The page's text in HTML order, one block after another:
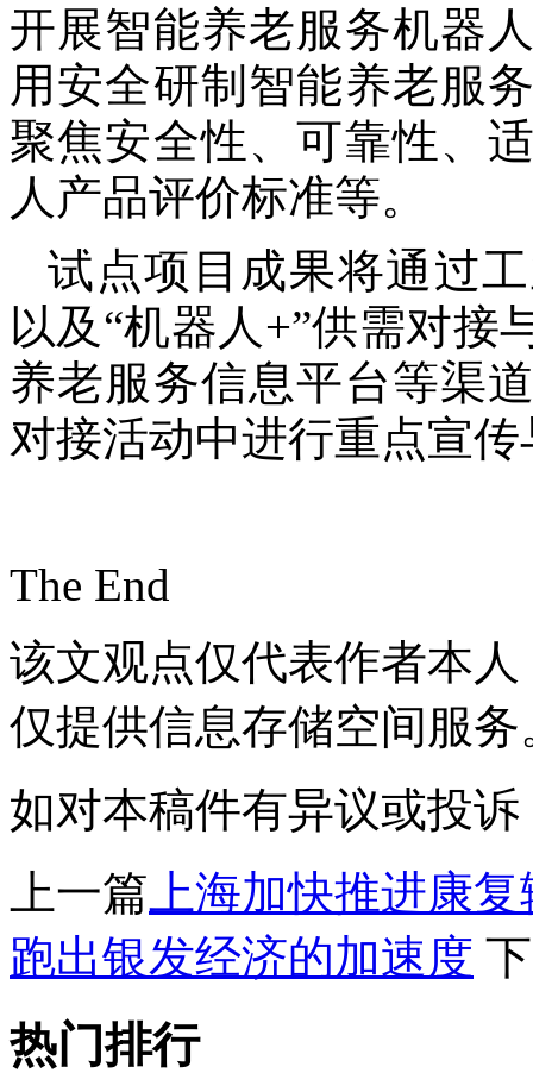
开展智能养老服务机器
用安全研制智能养老服
聚焦安全性、可靠性、
人产品评价标准等。
试点项目成果将通过
以及“机器人+”供需对接
养老服务信息平台等渠
对接活动中进行重点宣
The End
该文观点仅代表作者本
仅提供信息存储空间服务
如对本稿件有异议或投诉
上一篇 上海加快推进康
跑出银发经济的加速度
热门排行